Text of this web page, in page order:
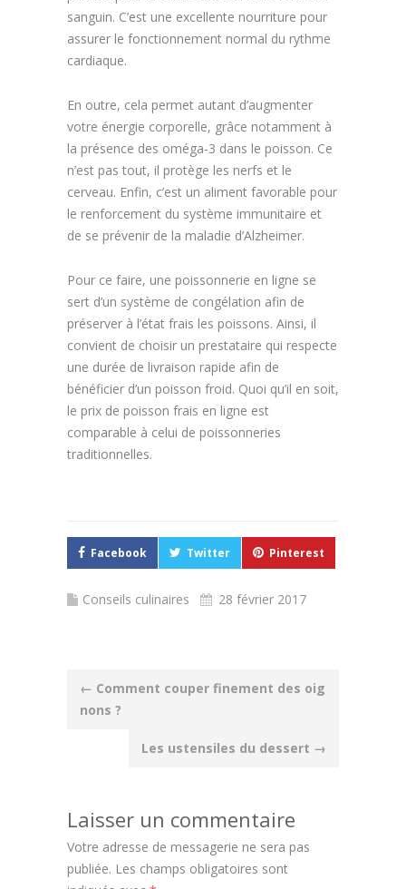
sanguin. C’est une excellente nourriture pour
assurer le fonctionnement normal du rythme
cardiaque.
En outre, cela permet autant d’augmenter
votre énergie corporelle, grâce notamment à
la présence des oméga-3 dans le poisson. Ce
n’est pas tout, il protège les nerfs et le
cerveau. Enfin, c’est un aliment favorable pour
le renforcement du système immunitaire et
de se prévenir de la maladie d’Alzheimer.
Pour ce faire, une poissonnerie en ligne se
sert d’un système de congélation afin de
préserver à l’état frais les poissons. Ainsi, il
convient de choisir un prestataire qui respecte
une durée de livraison rapide afin de
bénéficier d’un poisson froid. Quoi qu’il en soit,
le prix de poisson frais en ligne est
comparable à celui de poissonneries
traditionnelles.
Facebook Twitter Pinterest
Conseils culinaires 28 février 2017
Post
navigation
← Comment couper finement des oig
nons ?
Les ustensiles du dessert →
Laisser un commentaire
Votre adresse de messagerie ne sera pas
publiée. Les champs obligatoires sont